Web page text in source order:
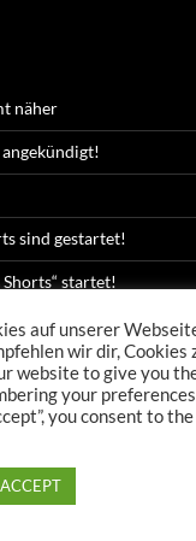
näher
sind gestartet!
startet!
präsentiert von WordPress
auf unserer
wir dir, Cookies
website to give you
your
you consent to
ACCEPT